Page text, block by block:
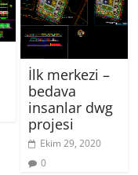
İlk merkezi –
bedava
insanlar dwg
projesi
Ekim 29, 2020
0